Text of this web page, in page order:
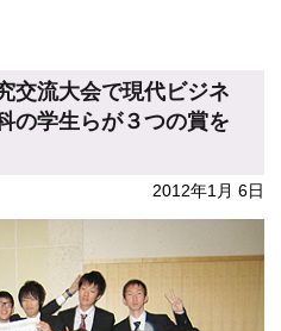
交流大会で現代ビジネ
の学生らが３つの賞を
2012年1月 6日